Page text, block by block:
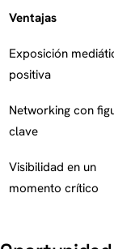
Ventajas
Exposición
positiva
Networking con
clave
Visibilidad en un
momento crítico